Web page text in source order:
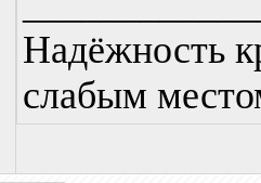
Надёжность
слабым